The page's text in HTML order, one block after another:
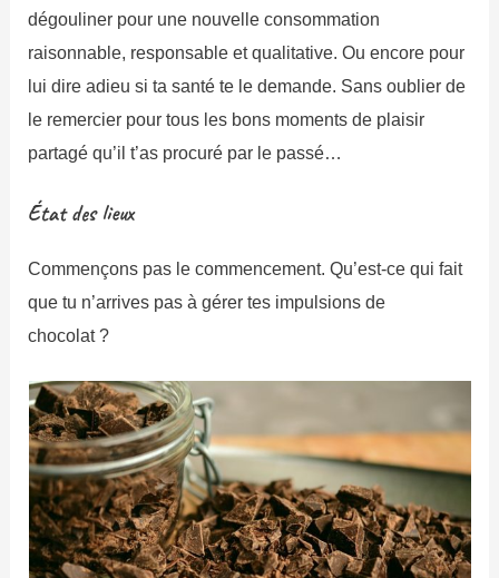
dégouliner pour une nouvelle consommation
raisonnable, responsable et qualitative. Ou encore pour
lui dire adieu si ta santé te le demande. Sans oublier de
le remercier pour tous les bons moments de plaisir
partagé qu’il t’as procuré par le passé…
État des lieux
Commençons pas le commencement. Qu’est-ce qui fait
que tu n’arrives pas à gérer tes impulsions de
chocolat ?